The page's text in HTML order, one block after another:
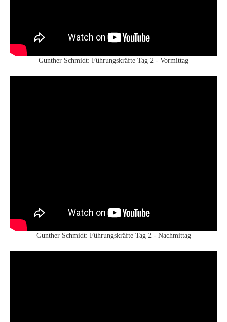
Gunther Schmidt: Führungskräfte Tag 2 - Vormittag
Gunther Schmidt: Führungskräfte Tag 2 - Nachmittag